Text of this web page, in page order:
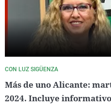
CON LUZ SIGÜENZA
Más de uno Alicante:
2024. Incluye